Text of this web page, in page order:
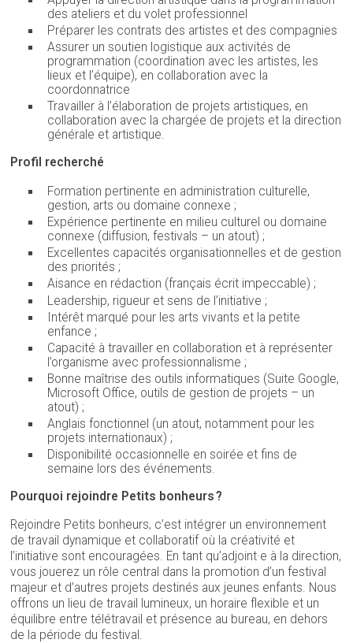
des ateliers et du volet professionnel
Préparer les contrats des artistes et des compagnies
Assurer un soutien logistique aux activités de
programmation (coordination avec les artistes, les
lieux et l’équipe), en collaboration avec la
coordonnatrice
Travailler à l’élaboration de projets artistiques, en
collaboration avec la chargée de projets et la direction
générale et artistique.
Profil recherché
Formation pertinente en administration culturelle,
gestion, arts ou domaine connexe ;
Expérience pertinente en milieu culturel ou domaine
connexe (diffusion, festivals – un atout) ;
Excellentes capacités organisationnelles et de gestion
des priorités ;
Aisance en rédaction (français écrit impeccable) ;
Leadership, rigueur et sens de l’initiative ;
Intérêt marqué pour les arts vivants et la petite
enfance ;
Capacité à travailler en collaboration et à représenter
l’organisme avec professionnalisme ;
Bonne maîtrise des outils informatiques (Suite Google,
Microsoft Office, outils de gestion de projets – un
atout) ;
Anglais fonctionnel (un atout, notamment pour les
projets internationaux) ;
Disponibilité occasionnelle en soirée et fins de
semaine lors des événements.
Pourquoi rejoindre Petits bonheurs ?
Rejoindre Petits bonheurs, c’est intégrer un environnement
de travail dynamique et collaboratif où la créativité et
l’initiative sont encouragées. En tant qu’adjoint·e à la direction,
vous jouerez un rôle central dans la promotion d’un festival
majeur et d’autres projets destinés aux jeunes enfants. Nous
offrons un lieu de travail lumineux, un horaire flexible et un
équilibre entre télétravail et présence au bureau, en dehors
de la période du festival.